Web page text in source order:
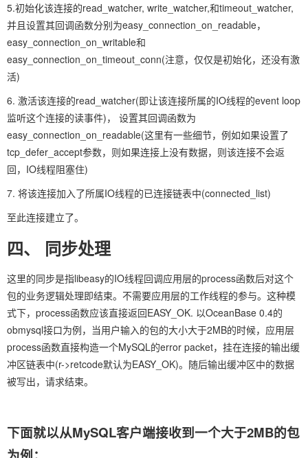
5.初始化该连接的read_watcher, write_watcher,和timeout_watcher,
并且设置其回调函数分别为easy_connection_on_readable，
easy_connection_on_writable和
easy_connection_on_timeout_conn(注意，仅仅是初始化，还没有激
活)
6. 激活该连接的read_watcher(即让该连接所属的IO线程的event loop
监听这个连接的读事件)， 设置其回调函数为
easy_connection_on_readable(这里有一些细节，例如如果设置了
tcp_defer_accept参数，则如果连接上没有数据，则该连接不会返
回，IO线程阻塞住)
7. 将该连接加入了所属IO线程的已连接链表中(connected_list)
至此连接建立了。
四、 同步处理
这里的同步是指libeasy的IO线程回调应用层的process函数后对这个
包的业务逻辑处理即结束。不需要应用层的工作线程的参与。这种模
式下，process函数应该直接返回EASY_OK. 以OceanBase 0.4的
obmysql接口为例，当用户输入的包的大小大于2MB的时候，应用层
process函数直接构造一个MySQL的error packet，挂在连接的输出缓
冲区链表中(r->retcode默认为EASY_OK)。随后输出缓冲区中的数据
被写出，请求结束。
下面就以从MySQL客户端接收到一个大于2MB的包